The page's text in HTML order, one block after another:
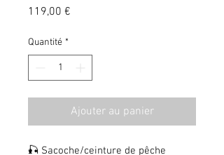
119,00 €
Quantité *
Ajouter au panier
🎣 Sacoche/ceinture de pêche